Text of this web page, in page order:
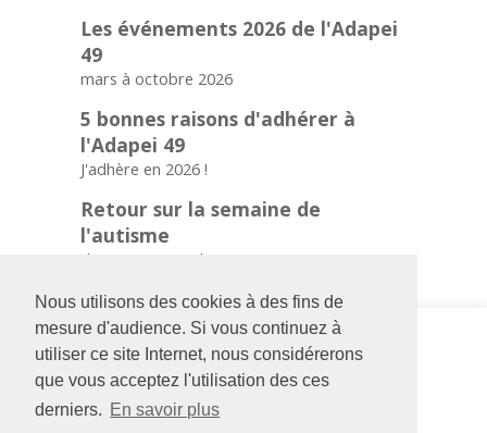
Nous utilisons des cookies à des fins de
mesure d'audience. Si vous continuez à
utiliser ce site Internet, nous considérerons
que vous acceptez l'utilisation des ces
derniers. En savoir plus
Les événements 2026 de l'Adapei
49
mars à octobre 2026
5 bonnes raisons d'adhérer à
l'Adapei 49
J'adhère en 2026 !
Retour sur la semaine de
l'autisme
du 3 au 7 novembre 2025
Siège social
126 rue Saint Léonard
-BP 71857
01
Foyer La
Maison des
Pins